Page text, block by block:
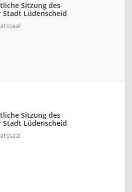
Sitzung des
Stadt Lüdenscheid
Sitzung des
Stadt Lüdenscheid